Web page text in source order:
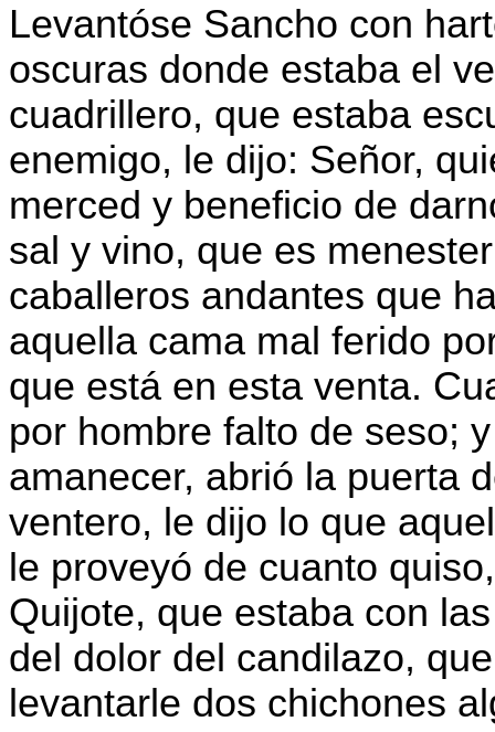
Levantóse Sancho con
oscuras donde estaba el
cuadrillero, que estaba
enemigo, le dijo: Señor,
merced y beneficio de
sal y vino, que es
caballeros andantes que
aquella cama mal ferido
que está en esta venta.
por hombre falto de seso;
amanecer, abrió la puerta
ventero, le dijo lo que
le proveyó de cuanto
Quijote, que estaba con
del dolor del candilazo,
levantarle dos chichones